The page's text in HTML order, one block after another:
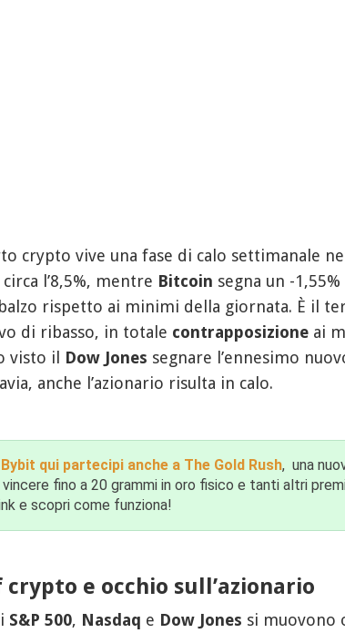
crypto vive una fase di calo settimanale
l’8,5%, mentre Bitcoin segna un -
rispetto ai minimi della giornata. È il
di ribasso, in totale contrapposizione ai
visto il
Dow Jones segnare l’ennesimo
anche l’azionario risulta in calo.
Bybit qui partecipi anche a The Gold Rush, una
fino a 20 grammi in oro fisico e tanti altri
e scopri come funziona!
crypto e occhio sull’azionario
S&P 500, Nasdaq e Dow Jones si muovono